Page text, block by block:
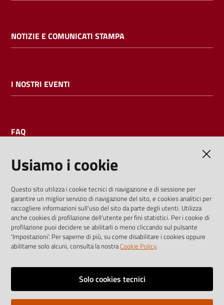
bibliotecario
NOTIZIE E COMUNICATI STAMPA
I NOSTRI EVENTI
FAQ
I dati personali pubblicati sono riutilizzabili solo alle condizioni
previste dalla direttiva comunitaria 2003/98/CE e dal d.lgs.
36/2006
Vai alla pagina
Note legali
Usiamo i cookie
Questo sito utilizza i cookie tecnici di navigazione e di sessione per
garantire un miglior servizio di navigazione del sito, e cookies analitici per
raccogliere informazioni sull'uso del sito da parte degli utenti. Utilizza
anche cookies di profilazione dell'utente per fini statistici. Per i cookie di
profilazione puoi decidere se abilitarli o meno cliccando sul pulsante
'Impostazioni'. Per saperne di più, su come disabilitare i cookies oppure
abilitarne solo alcuni, consulta la nostraCookie Policy.
Solo cookies tecnici